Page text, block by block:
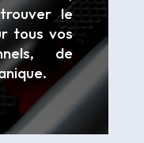
le
tous vos
de